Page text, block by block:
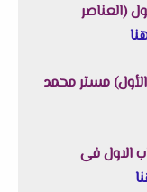
(العناصر
(الباب الأول) مستر محمد
الاول فى